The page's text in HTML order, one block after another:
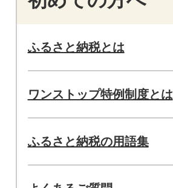
ふるさと納税とは
ワンストップ特例制度とは
ふるさと納税の用語集